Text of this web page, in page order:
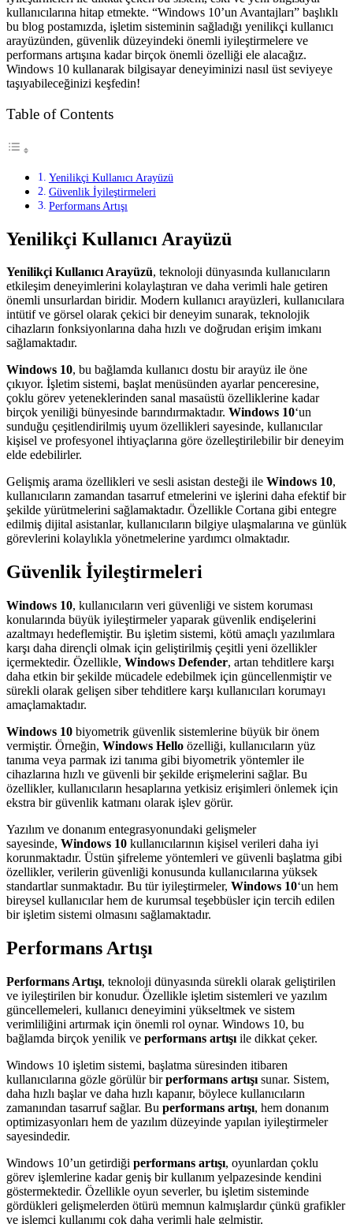
kullanıcılarına hitap etmekte. “Windows 10’un Avantajları” başlıklı
bu blog postamızda, işletim sisteminin sağladığı yenilikçi kullanıcı
arayüzünden, güvenlik düzeyindeki önemli iyileştirmelere ve
performans artışına kadar birçok önemli özelliği ele alacağız.
Windows 10 kullanarak bilgisayar deneyiminizi nasıl üst seviyeye
taşıyabileceğinizi keşfedin!
Table of Contents
Yenilikçi Kullanıcı Arayüzü
Güvenlik İyileştirmeleri
Performans Artışı
Yenilikçi Kullanıcı Arayüzü
Yenilikçi Kullanıcı Arayüzü, teknoloji dünyasında kullanıcıların
etkileşim deneyimlerini kolaylaştıran ve daha verimli hale getiren
önemli unsurlardan biridir. Modern kullanıcı arayüzleri, kullanıcılara
intütif ve görsel olarak çekici bir deneyim sunarak, teknolojik
cihazların fonksiyonlarına daha hızlı ve doğrudan erişim imkanı
sağlamaktadır.
Windows 10, bu bağlamda kullanıcı dostu bir arayüz ile öne
çıkıyor. İşletim sistemi, başlat menüsünden ayarlar penceresine,
çoklu görev yeteneklerinden sanal masaüstü özelliklerine kadar
birçok yeniliği bünyesinde barındırmaktadır. Windows 10‘un
sunduğu çeşitlendirilmiş uyum özellikleri sayesinde, kullanıcılar
kişisel ve profesyonel ihtiyaçlarına göre özelleştirilebilir bir deneyim
elde edebilirler.
Gelişmiş arama özellikleri ve sesli asistan desteği ile Windows 10,
kullanıcıların zamandan tasarruf etmelerini ve işlerini daha efektif bir
şekilde yürütmelerini sağlamaktadır. Özellikle Cortana gibi entegre
edilmiş dijital asistanlar, kullanıcıların bilgiye ulaşmalarına ve günlük
görevlerini kolaylıkla yönetmelerine yardımcı olmaktadır.
Güvenlik İyileştirmeleri
Windows 10, kullanıcıların veri güvenliği ve sistem koruması
konularında büyük iyileştirmeler yaparak güvenlik endişelerini
azaltmayı hedeflemiştir. Bu işletim sistemi, kötü amaçlı yazılımlara
karşı daha dirençli olmak için geliştirilmiş çeşitli yeni özellikler
içermektedir. Özellikle, Windows Defender, artan tehditlere karşı
daha etkin bir şekilde mücadele edebilmek için güncellenmiştir ve
sürekli olarak gelişen siber tehditlere karşı kullanıcıları korumayı
amaçlamaktadır.
Windows 10 biyometrik güvenlik sistemlerine büyük bir önem
vermiştir. Örneğin, Windows Hello özelliği, kullanıcıların yüz
tanıma veya parmak izi tanıma gibi biyometrik yöntemler ile
cihazlarına hızlı ve güvenli bir şekilde erişmelerini sağlar. Bu
özellikler, kullanıcıların hesaplarına yetkisiz erişimleri önlemek için
ekstra bir güvenlik katmanı olarak işlev görür.
Yazılım ve donanım entegrasyonundaki gelişmeler
sayesinde, Windows 10 kullanıcılarının kişisel verileri daha iyi
korunmaktadır. Üstün şifreleme yöntemleri ve güvenli başlatma gibi
özellikler, verilerin güvenliği konusunda kullanıcılarına yüksek
standartlar sunmaktadır. Bu tür iyileştirmeler, Windows 10‘un hem
bireysel kullanıcılar hem de kurumsal teşebbüsler için tercih edilen
bir işletim sistemi olmasını sağlamaktadır.
Performans Artışı
Performans Artışı, teknoloji dünyasında sürekli olarak geliştirilen
ve iyileştirilen bir konudur. Özellikle işletim sistemleri ve yazılım
güncellemeleri, kullanıcı deneyimini yükseltmek ve sistem
verimliliğini artırmak için önemli rol oynar. Windows 10, bu
bağlamda birçok yenilik ve performans artışı ile dikkat çeker.
Windows 10 işletim sistemi, başlatma süresinden itibaren
kullanıcılarına gözle görülür birperformans artışı sunar. Sistem,
daha hızlı başlar ve daha hızlı kapanır, böylece kullanıcıların
zamanından tasarruf sağlar. Bu performans artışı, hem donanım
optimizasyonları hem de yazılım düzeyinde yapılan iyileştirmeler
sayesindedir.
Windows 10’un getirdiği performans artışı, oyunlardan çoklu
görev işlemlerine kadar geniş bir kullanım yelpazesinde kendini
göstermektedir. Özellikle oyun severler, bu işletim sisteminde
gördükleri gelişmelerden ötürü memnun kalmışlardır çünkü grafikler
ve işlemci kullanımı çok daha verimli hale gelmiştir.